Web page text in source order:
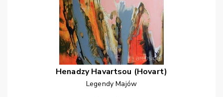
Henadzy Havartsou (Hovart)
Legendy Majów